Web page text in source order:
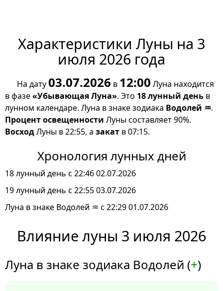
Характеристики Луны на 3
июля 2026 года
На дату03.07.2026 в 12:00 Луна находится
в фазе«Убывающая Луна». Это 18 лунный день в
лунном календаре. Луна в знаке зодиака Водолей ♒.
Процент освещенности Луны составляет 90%.
ВосходЛуны в 22:55, а закат в 07:15.
Хронология лунных дней
18 лунный день с 22:46 02.07.2026
19 лунный день с 22:55 03.07.2026
Луна в знаке Водолей ♒ с 22:29 01.07.2026
Влияние луны 3 июля 2026
Луна в знаке зодиака Водолей (+)